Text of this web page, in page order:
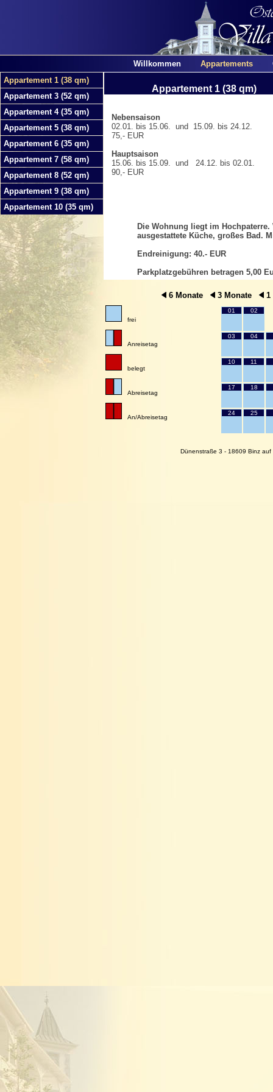
Willkommen Appartements
Appartement 1 (38 qm)
Appartement 3 (52 qm)
Appartement 4 (35 qm)
Appartement 5 (38 qm)
Appartement 6 (35 qm)
Appartement 7 (58 qm)
Appartement 8 (52 qm)
Appartement 9 (38 qm)
Appartement 10 (35 qm)
Appartement 1 (38 qm)
Nebensaison
02.01. bis 15.06. und 15.09. bis 24.12.
75,- EUR
Hauptsaison
15.06. bis 15.09. und 24.12. bis 02.01.
90,- EUR
Die Wohnung liegt im
ausgestattete Küche, großes Bad.
Endreinigung: 40.- EUR
Parkplatzgebühren betragen 5,00
6 Monate 3 Monate 1
frei
Anreisetag
belegt
Abreisetag
An/Abreisetag
01 02
03 04
10 11
17 18
24 25
Dünenstraße 3 - 18609 Binz